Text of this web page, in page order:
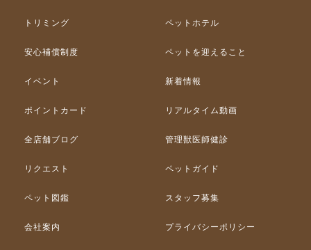
トリミング ペットホテル
安心補償制度 ペットを迎えること
イベント 新着情報
ポイントカード リアルタイム動画
全店舗ブログ 管理獣医師健診
リクエスト ペットガイド
ペット図鑑 スタッフ募集
会社案内 プライバシーポリシー